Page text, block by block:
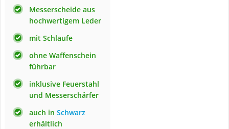
Messerscheide aus
hochwertigem Leder
mit Schlaufe
ohne Waffenschein
führbar
inklusive Feuerstahl
und Messerschärfer
auch in Schwarz
erhältlich